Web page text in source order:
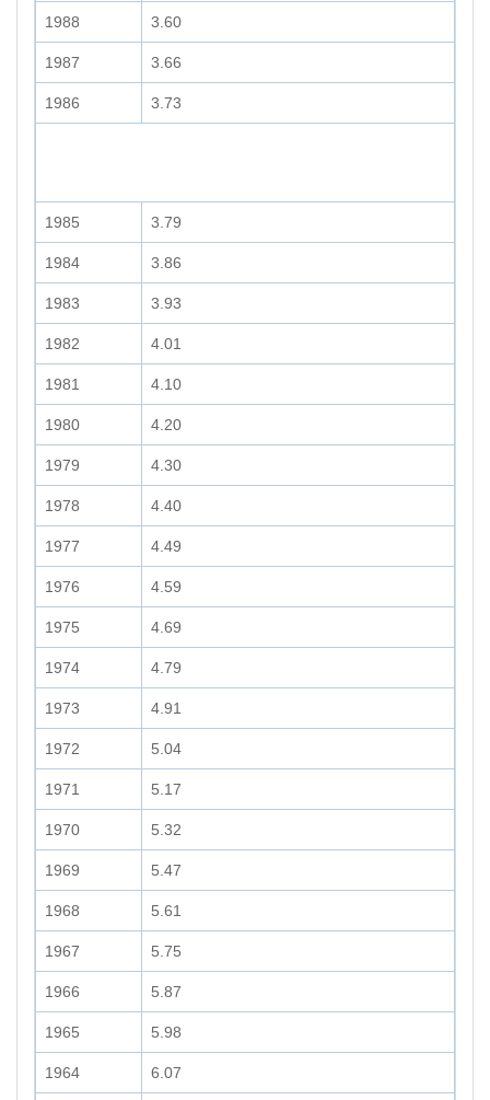
1988 3.60
1987 3.66
1986 3.73
1985 3.79
1984 3.86
1983 3.93
1982 4.01
1981 4.10
1980 4.20
1979 4.30
1978 4.40
1977 4.49
1976 4.59
1975 4.69
1974 4.79
1973 4.91
1972 5.04
1971 5.17
1970 5.32
1969 5.47
1968 5.61
1967 5.75
1966 5.87
1965 5.98
1964 6.07